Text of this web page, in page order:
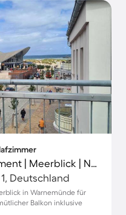
Kinderfreundliches Apartment | Meerblick | Nah am Strand
Deutschland
in Warnemünde für
Balkon inklusive